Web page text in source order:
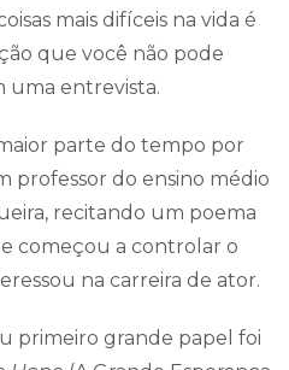
mais difíceis na vida é
que você não pode
uma entrevista.
parte do tempo por
professor do ensino médio
recitando um poema
começou a controlar o
na carreira de ator.
primeiro grande papel foi